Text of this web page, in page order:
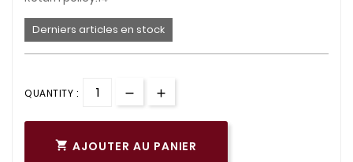
Derniers articles en stock
QUANTITY :
 AJOUTER AU PANIER